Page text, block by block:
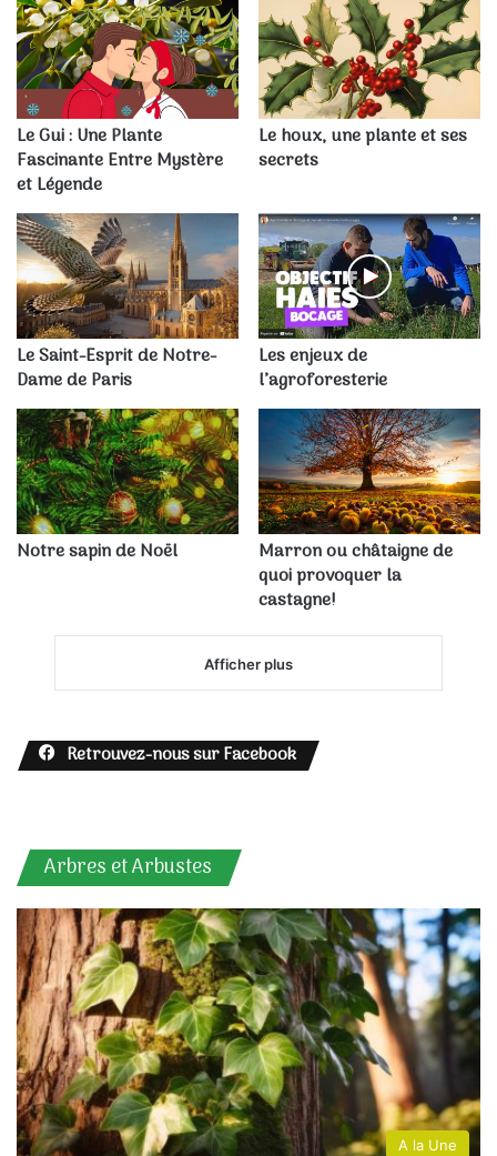
Le Gui : Une Plante
Fascinante Entre Mystère
et Légende
Le houx, une plante et ses
secrets
Le Saint-Esprit de Notre-
Dame de Paris
Les enjeux de
l’agroforesterie
Notre sapin de Noël
Marron ou châtaigne de
quoi provoquer la
castagne!
Afficher plus
Retrouvez-nous sur Facebook
Arbres et Arbustes
A la Une